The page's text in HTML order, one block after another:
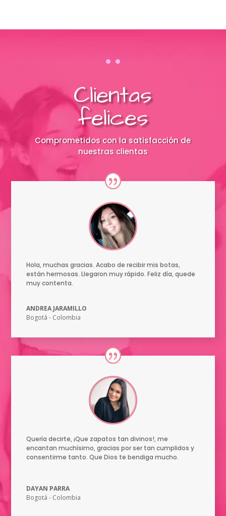
Clientas
felices
Comprometidos con la satisfacción de
nuestras clientas
Hola, muchas gracias. Acabo de recibir mis botas,
están hermosas. Llegaron muy rápido. Feliz día, quede
muy contenta.
ANDREA JARAMILLO
Bogotá - Colombia
Quería decirte, ¡Que zapatos tan divinos!, me
encantan muchísimo, gracias por ser tan cumplidos y
consentirme tanto. Que Dios te bendiga mucho.
DAYAN PARRA
Bogotá - Colombia